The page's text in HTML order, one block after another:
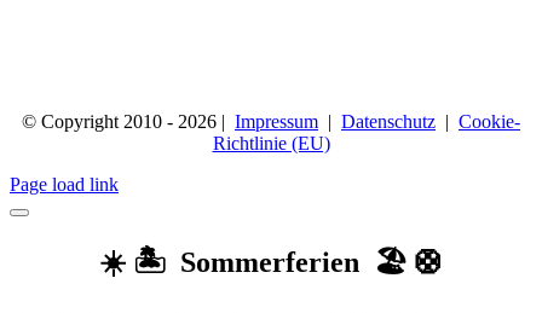
© Copyright 2010 - 2026 | Impressum | Datenschutz | Cookie-
Richtlinie (EU)
Page load link
☀️ 🏝️ Sommerferien 🏖️ 🛟